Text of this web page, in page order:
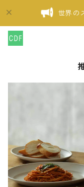
世界の